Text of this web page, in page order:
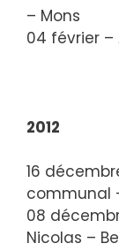
– Mons
04 février –
2012
16
communal
08
Nicolas –